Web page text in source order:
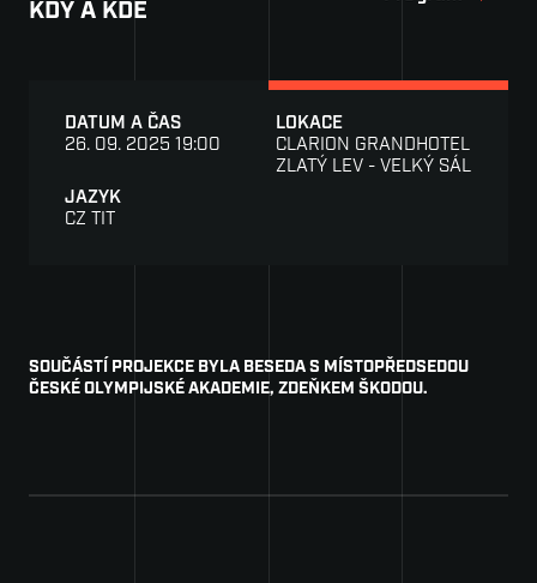
KDY A KDE
DATUM A ČAS
26. 09. 2025 19:00
LOKACE
CLARION GRANDHOTEL
ZLATÝ LEV - VELKÝ SÁL
JAZYK
CZ TIT
SOUČÁSTÍ PROJEKCE BYLA BESEDA S MÍSTOPŘEDSEDOU
ČESKÉ OLYMPIJSKÉ AKADEMIE, ZDEŇKEM ŠKODOU.